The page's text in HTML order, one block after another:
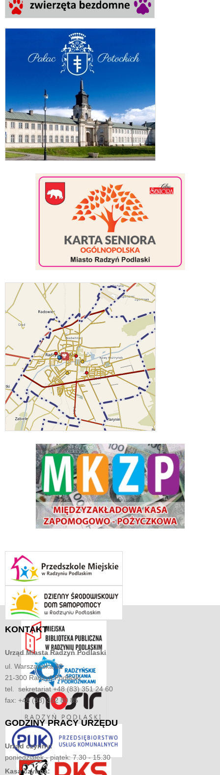
KONTAKT
Urząd MiastaRadzyń Podlaski
ul. Warszawska 32
21-300 Radzyń Podlaski
tel. sekretariat +48 (83) 351 24 60
fax: +48 (83) 352 80 85
GODZINYPRACY URZĘDU
Urząd czynny:
poniedziałek - piątek: 7.30 - 15.30
Kasa czynna: